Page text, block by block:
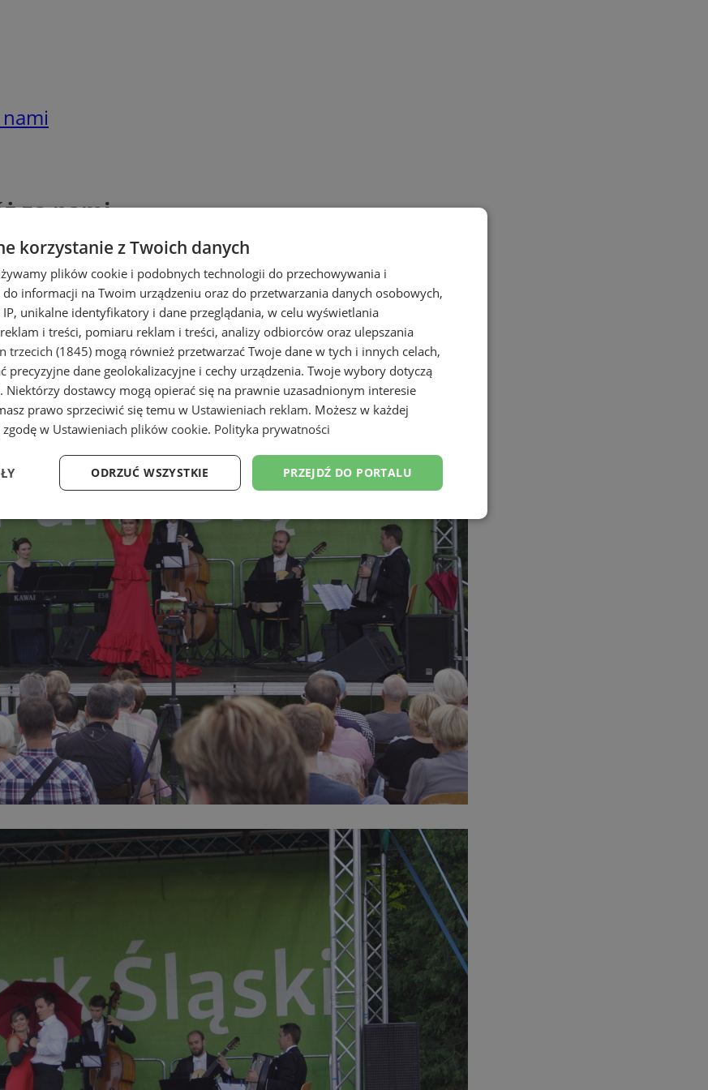
za nami
korzystanie z Twoich danych
plików cookie i podobnych technologii do przechowywania i
informacji na Twoim urządzeniu oraz do przetwarzania danych osobowych,
unikalne identyfikatory i dane przeglądania, w celu wyświetlania
i treści, pomiaru reklam i treści, analizy odbiorców oraz ulepszania
trzecich (1845) mogą również przetwarzać Twoje dane w tych i innych celach,
precyzyjne dane geolokalizacyjne i cechy urządzenia. Twoje wybory dotyczą
Niektórzy dostawcy mogą opierać się na prawnie uzasadnionym interesie
prawo sprzeciwić się temu w Ustawieniach reklam. Możesz w każdej
w Ustawieniach plików cookie. Polityka prywatności
PRZEJDŹ DO PORTALU
ODRZUĆ WSZYSTKIE
Wydajność Targetowanie Funkcjonalność Niesklasyfikowane
Targetowanie Funkcjonalność
korzystanie z podstawowych funkcji strony internetowej, takich jak logowanie użytkownika i
niezbędnych plików cookie nie można prawidłowo korzystać ze strony internetowej.
Provider /Domena
Okres
przechowywania
Opis
mojchorzow.pl 1 rok
Ten plik cookie przechowuje identyfikator sesji.
mojchorzow.pl 1 rok
Ten plik cookie przechowuje identyfikator sesji.
mojchorzow.pl 1 rok
Ten plik cookie przechowuje identyfikator sesji.
dotyczących zgody użytkownika na pliki cookie.
Jest to konieczne, aby baner cookie Cookie-
Script.com działał poprawnie.
Ten plik cookie służy do rozróżniania ludzi i
botów. Jest to korzystne dla strony internetowej,
ponieważ umożliwia tworzenie ważnych raportów
na temat korzystania z jej witryny internetowej.
5 miesięcy 4
Ten plik cookie przechowuje informacje o zgodzie
użytkownika oraz jego preferencjach dotyczących
prywatności podczas korzystania z witryny.
Rejestruje wybory dotyczące polityki prywatności
i ustawień zgody, zapewniając ich przestrzeganie
w kolejnych wizytach. Dzięki temu użytkownik nie
musi ponownie konfigurować swoich preferencji,
co zwiększa wygodę i zgodność z regulacjami
ochrony danych.
NGINX Inc.
bh.contextweb.com
Rejestruje, który klaster serwerów obsługuje
gościa. Jest to używane w kontekście
równoważenia obciążenia w celu optymalizacji
doświadczenia użytkownika.
Privacy Policy